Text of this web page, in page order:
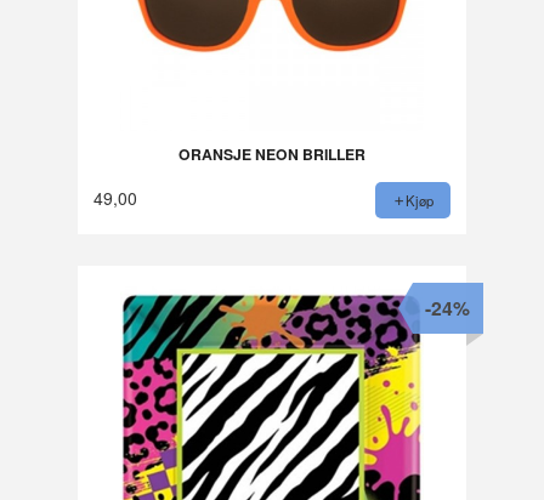
ORANSJE NEON BRILLER
49,00 Kjøp
-24%